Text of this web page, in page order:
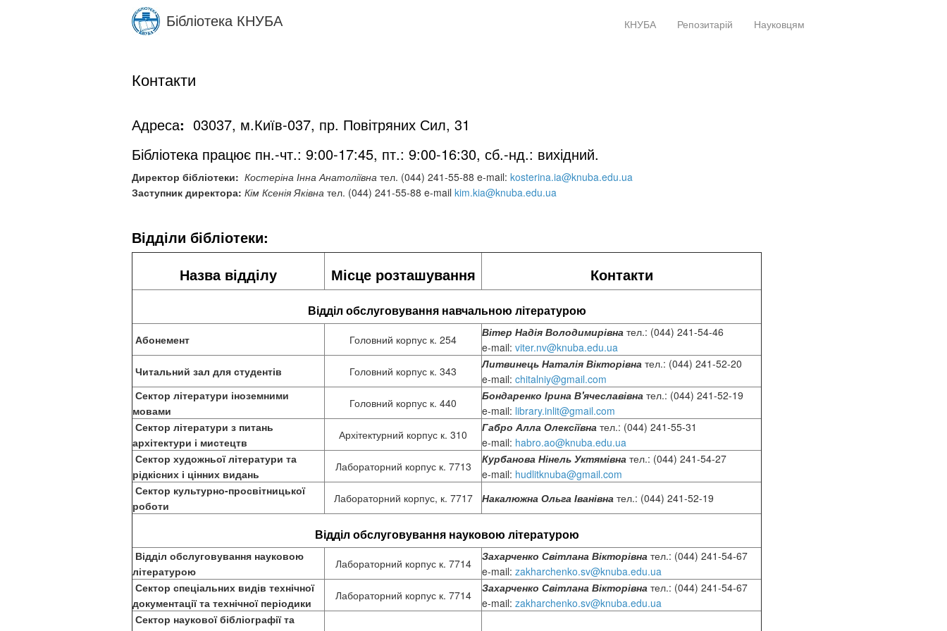
Бібліотека КНУБА КНУБА Репозитарій Науковцям
Контакти
Адреса: 03037, м.Київ-037, пр. Повітряних Сил, 31
Бібліотека працює пн.-чт.: 9:00-17:45, пт.: 9:00-16:30, сб.-нд.: вихідний.
Директор бібліотеки: Костеріна Інна Анатоліївна тел. (044) 241-55-88 e-mail: kosterina.ia@knuba.edu.ua
Заступник директора: Кім Ксенія Яківна тел. (044) 241-55-88 e-mail kim.kia@knuba.edu.ua
Відділи бібліотеки:
Назва відділу
Місце розташування Контакти
Відділ обслуговування навчальною літературою
Абонемент Головний корпус к. 254
Вітер Надія Володимирівна тел.: (044) 241-54-46
e-mail: viter.nv@knuba.edu.ua
Читальний зал для студентів
Головний корпус к. 343
Литвинець Наталія Вікторівна тел.: (044) 241-52-20
e-mail: chitalniy@gmail.com
Сектор літератури іноземними
мовами
Головний корпус к. 440
Бондаренко Ірина В'ячеславівна тел.: (044) 241-52-19
e-mail: library.inlit@gmail.com
Сектор літератури з питань
архітектури і мистецтв
Архітектурний корпус к. 310
Габро Алла Олексіївна тел.: (044) 241-55-31
e-mail: habro.ao@knuba.edu.ua
Сектор художньої літератури та
рідкісних і цінних видань
Лабораторний корпус к. 7713
Курбанова Нінель Уктямівна тел.: (044) 241-54-27
e-mail: hudlitknuba@gmail.com
Сектор культурно-просвітницької
роботи
Лабораторний корпус, к. 7717 Накалюжна Ольга Іванівна тел.: (044) 241-52-19
Відділ обслуговування науковою літературою
Відділ обслуговування науковою
літературою
Лабораторний корпус к. 7714
Захарченко Світлана Вікторівна тел.: (044) 241-54-67
e-mail: zakharchenko.sv@knuba.edu.ua
Сектор спеціальних видів технічної
документації та технічної періодики
Лабораторний корпус к. 7714
Захарченко Світлана Вікторівна тел.: (044) 241-54-67
e-mail: zakharchenko.sv@knuba.edu.ua
Сектор наукової бібліографії та